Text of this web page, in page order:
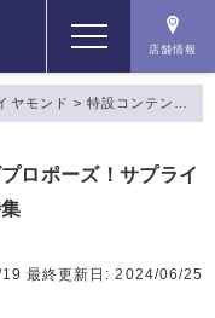
店舗情報
ヤモンド > 特設コンテンツ
ロポーズ！サプライ
最終更新日: 2024/06/25